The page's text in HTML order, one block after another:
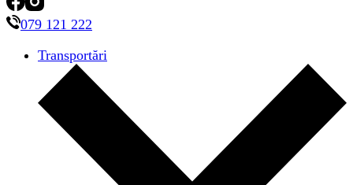
079 121 222
Transportări